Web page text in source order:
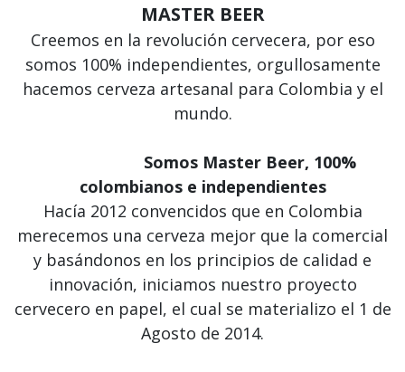
MASTER BEER
Creemos en la revolución cervecera, por eso
somos 100% independientes, orgullosamente
hacemos cerveza artesanal para Colombia y el
mundo.
Somos Master Beer, 100%
colombianos e independientes
Hacía 2012 convencidos que en Colombia
merecemos una cerveza mejor que la comercial
y basándonos en los principios de calidad e
innovación, iniciamos nuestro proyecto
cervecero en papel, el cual se materializo el 1 de
Agosto de 2014.